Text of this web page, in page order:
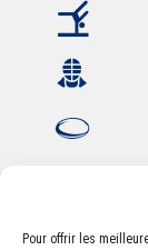
Pour offrir les